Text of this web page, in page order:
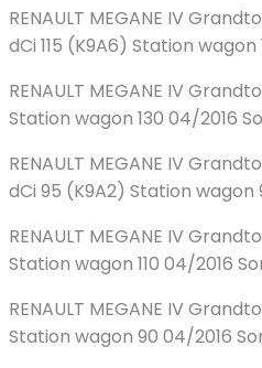
RENAULT MEGANE IV
dCi 115 (K9A6) Station wagon
RENAULT MEGANE IV
Station wagon 130 04/2016
RENAULT MEGANE IV
dCi 95 (K9A2) Station wagon
RENAULT MEGANE IV
Station wagon 110 04/2016
RENAULT MEGANE IV
Station wagon 90 04/2016